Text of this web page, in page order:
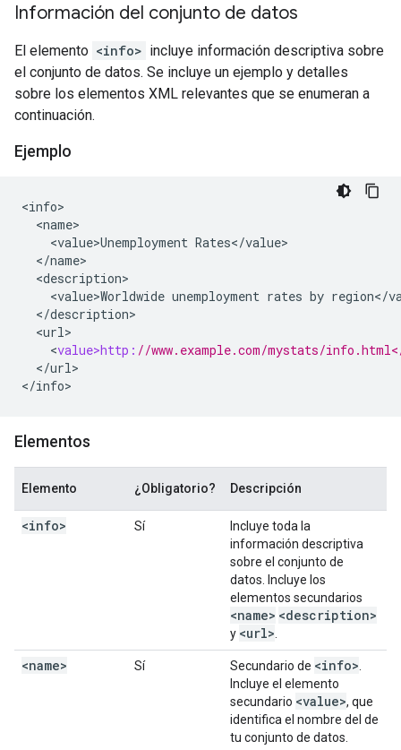
Información del conjunto de datos
El elemento <info> incluye información descriptiva sobre
el conjunto de datos. Se incluye un ejemplo y detalles
sobre los elementos XML relevantes que se enumeran a
continuación.
Ejemplo
<info
<name
<value>Unemployment Rates</value
</name
<description
<value>Worldwide unemployment rates by region</
</description
<url
<value>http: //www.example.com/mystats/
</url>
</info>
Elementos
Elemento ¿Obligatorio? Descripción
<info> Sí
Incluye toda la
información descriptiva
sobre el conjunto de
datos. Incluye los
elementos secundarios
<name> <description>
y <url>
<name> Sí Secundario de <info>
Incluye el elemento
secundario <value>, que
identifica el nombre del de
tu conjunto de datos.